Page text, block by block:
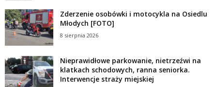
Zderzenie osobówki i motocykla na Osiedlu
Młodych [FOTO]
8 sierpnia 2026
Nieprawidłowe parkowanie, nietrzeźwi na
klatkach schodowych, ranna seniorka.
Interwencje straży miejskiej